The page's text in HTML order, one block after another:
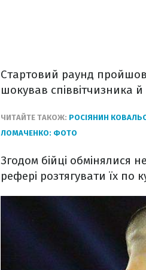
Стартовий раунд пройшов
шокував співвітчизника
ЧИТАЙТЕ ТАКОЖ: РОСІЯНИН
ЛОМАЧЕНКО: ФОТО
Згодом бійці обмінялися
рефері розтягувати їх по